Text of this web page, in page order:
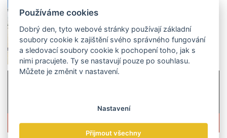
Více informací o časopisu »
Používáme cookies
Dobrý den, tyto webové stránky používají základní
soubory cookie k zajištění svého správného fungování
a sledovací soubory cookie k pochopení toho, jak s
nimi pracujete. Ty se nastavují pouze po souhlasu.
Můžete je změnit v nastavení.
Nastavení
Přijmout všechny